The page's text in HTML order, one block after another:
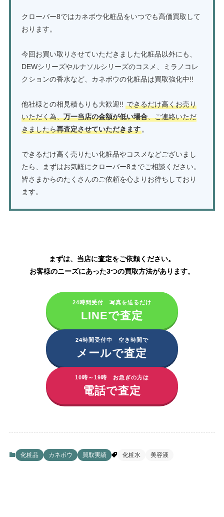
クローバー8ではカネボウ化粧品をいつでも高価買取して
おります。
今回お買い取りさせていただきました化粧品以外にも、
DEWシリーズやルナソルシリーズのコスメ、ミラノコレ
クションの香水など、カネボウの化粧品は買取強化中!!
他社様との相見積もりも大歓迎!! できるだけ高くお売り
いただく為、万一当店の金額が低い場合、ご連絡いただ
きましたら再査定させていただきます。
できるだけ高く売りたい化粧品やコスメなどございまし
たら、まずはお気軽にクローバー8までご相談ください。
皆さまからのたくさんのご依頼を心よりお待ちしており
ます。
まずは、当店に査定をご依頼ください。
お客様のニーズにあった3つの買取方法があります。
24時間受付 写真を送るだけ
LINEで査定
24時間受付中 空き時間で
メールで査定
10時～19時 お急ぎの方は
電話で査定
化粧品 カネボウ 買取実績 化粧水 美容液